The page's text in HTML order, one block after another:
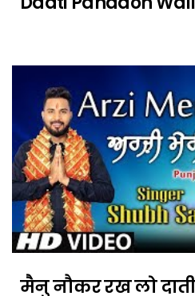
मैनु नौकर रख लो